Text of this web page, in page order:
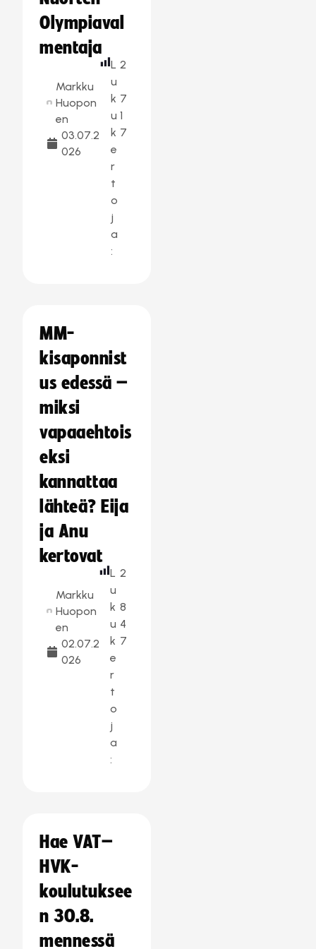
Olympiaval
mentaja
Markku
Huopon
en
03.07.2
026
L
u
k
u
k
e
r
t
o
j
a
:
2
7
1
7
MM-
kisaponnist
us edessä –
miksi
vapaaehtois
eksi
kannattaa
lähteä? Eija
ja Anu
kertovat
Markku
Huopon
en
02.07.2
026
L
u
k
u
k
e
r
t
o
j
a
:
2
8
4
7
Hae VAT–
HVK-
koulutuksee
n 30.8.
mennessä